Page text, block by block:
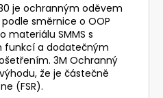
je ochranným oděvem
směrnice o OOP
materiálu SMMS s
a dodatečným
3M Ochranný
že je částečně
(FSR).